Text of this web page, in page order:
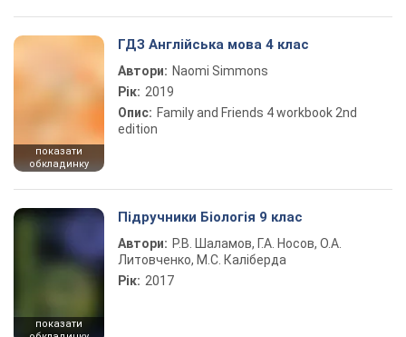
показати
обкладинку
ГДЗ Англійська мова 4 клас
Автори: Naomi Simmons
Рік: 2019
Опис: Family and Friends 4 workbook 2nd
edition
показати
Підручники Біологія 9 клас
Автори: Р.В. Шаламов, Г.А. Носов, О.А.
Литовченко, М.С. Каліберда
Рік: 2017